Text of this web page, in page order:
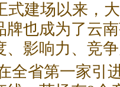
式建场以来，
牌也成为了云
、影响力、竞
全省第一家引